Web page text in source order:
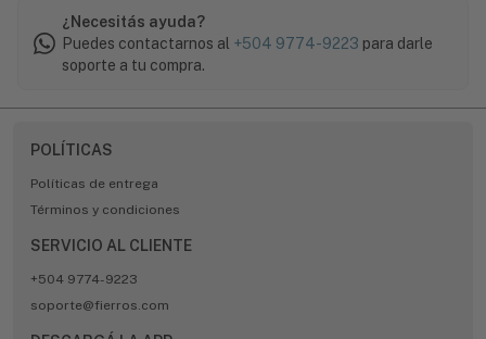
¿Necesitás ayuda?
Puedes contactarnos al +504 9774-9223 para darle
soporte a tu compra.
POLÍTICAS
Políticas de entrega
Términos y condiciones
SERVICIO AL CLIENTE
+504 9774-9223
soporte@fierros.com